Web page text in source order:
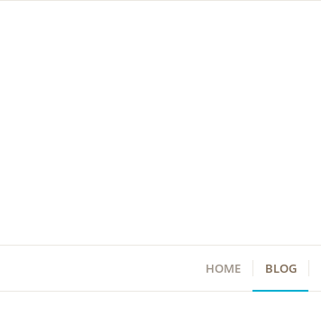
HOME BLOG